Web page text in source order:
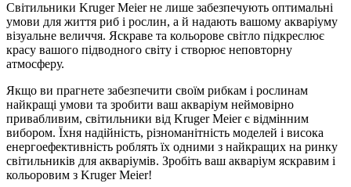
Світильники Kruger Meier не лише забезпечують оптимальні
умови для життя риб і рослин, а й надають вашому акваріуму
візуальне величчя. Яскраве та кольорове світло підкреслює
красу вашого підводного світу і створює неповторну
атмосферу.
Якщо ви прагнете забезпечити своїм рибкам і рослинам
найкращі умови та зробити ваш акваріум неймовірно
привабливим, світильники від Kruger Meier є відмінним
вибором. Їхня надійність, різноманітність моделей і висока
енергоефективність роблять їх одними з найкращих на ринку
світильників для акваріумів. Зробіть ваш акваріум яскравим і
кольоровим з Kruger Meier!